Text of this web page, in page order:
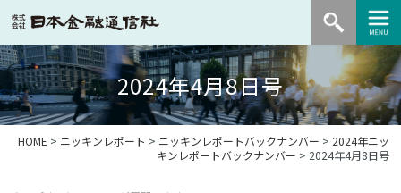
2024年4月8日号
HOME > ニッキンレポート > ニッキンレポートバックナンバー > 2024年ニッ
キンレポートバックナンバー > 2024年4月8日号